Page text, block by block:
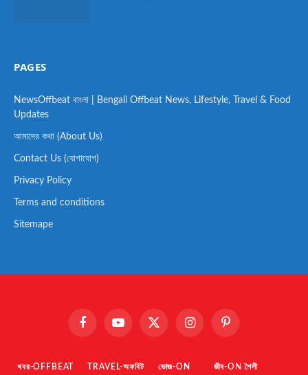
PAGES
NewsOffbeat বাংলা | Bengali Offbeat News, Lifestyle, Travel & Food
Updates
আমাদের কথা (About Us)
Contact Us (যোগাযোগ)
Privacy Policy
Terms and conditions
Sitemape
FacebookYouTube X
InstagramPinterest
খবর-OFFBEAT
TRAVEL-অফবিট
ভোজ-ON
জীব-ON শৈলী